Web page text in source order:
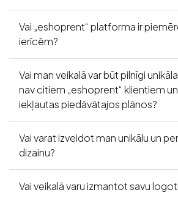
Vai „eshoprent“ platforma ir
ierīcēm?
Vai man veikalā var būt pilnīgi
nav citiem „eshoprent“ klientiem
iekļautas piedāvātajos plānos?
Vai varat izveidot man unikālu un
dizainu?
Vai veikalā varu izmantot savu